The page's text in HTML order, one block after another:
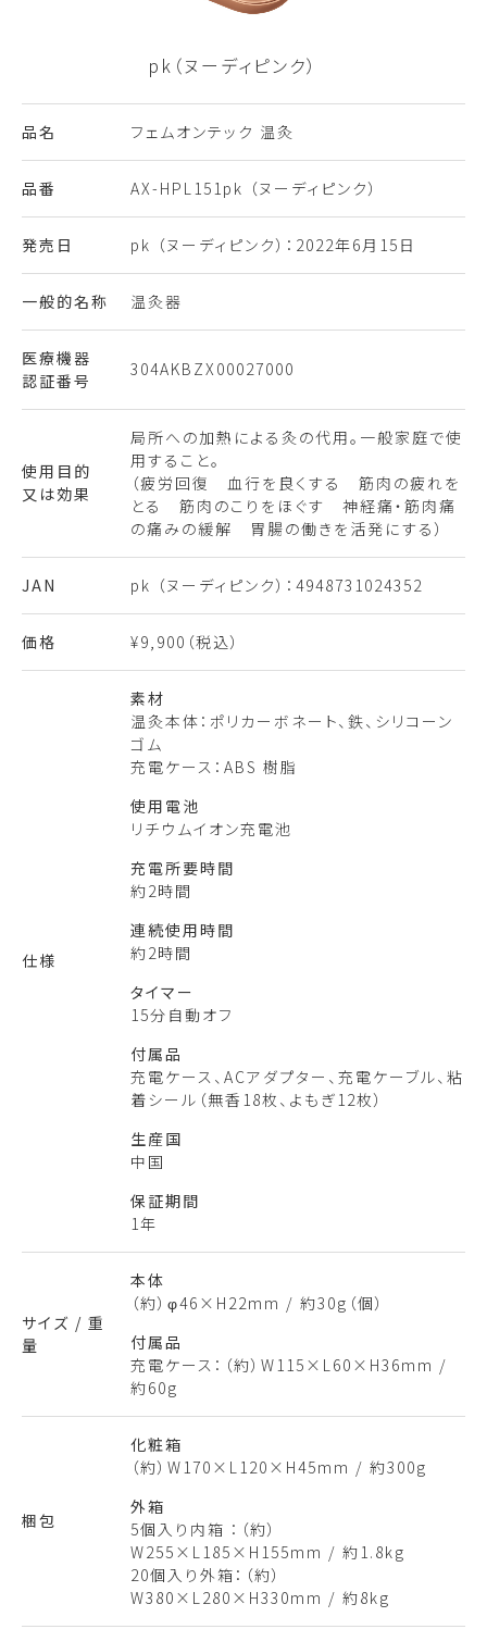
pk（ヌーディピンク）
品名 フェムオンテック 温灸
品番 AX-HPL151pk （ヌーディピンク）
発売日 pk （ヌーディピンク）：2022年6月15日
一般的名称 温灸器
医療機器
認証番号
304AKBZX00027000
使用目的
又は効果
局所への加熱による灸の代用。一般家庭で使
用すること。
（疲労回復 血行を良くする 筋肉の疲れを
とる 筋肉のこりをほぐす 神経痛・筋肉痛
の痛みの緩解 胃腸の働きを活発にする）
JAN pk （ヌーディピンク）：4948731024352
価格 ¥9,900（税込）
仕様
素材
温灸本体：ポリカーボネート、鉄、シリコーン
ゴム
充電ケース：ABS 樹脂
使用電池
リチウムイオン充電池
充電所要時間
約2時間
連続使用時間
約2時間
タイマー
15分自動オフ
付属品
充電ケース、ACアダプター、充電ケーブル、粘
着シール（無香18枚、よもぎ12枚）
生産国
中国
保証期間
1年
サイズ / 重
量
本体
（約）φ46×H22mm / 約30g（個）
付属品
充電ケース：（約）W115×L60×H36mm /
約60g
梱包
化粧箱
（約）W170×L120×H45mm / 約300g
外箱
5個入り内箱 ：（約）
W255×L185×H155mm / 約1.8kg
20個入り外箱：（約）
W380×L280×H330mm / 約8kg